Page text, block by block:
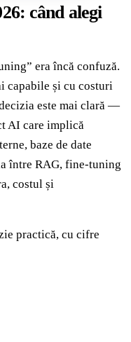
când alegi
era încă confuză.
capabile și cu costuri
este mai clară —
AI care implică
baze de date
între RAG, fine-tuning
costul și
practică, cu cifre